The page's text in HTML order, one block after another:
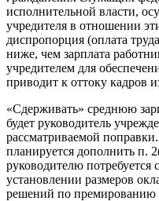
исполнительной власти,
учредителя в отношении
диспропорция (оплата
ниже, чем зарплата
учредителем для
приводит к оттоку кадров
«Сдерживать» среднюю
будет руководитель
рассматриваемой
планируется дополнить п.
руководителю потребуется
установлении размеров
решений по премированию